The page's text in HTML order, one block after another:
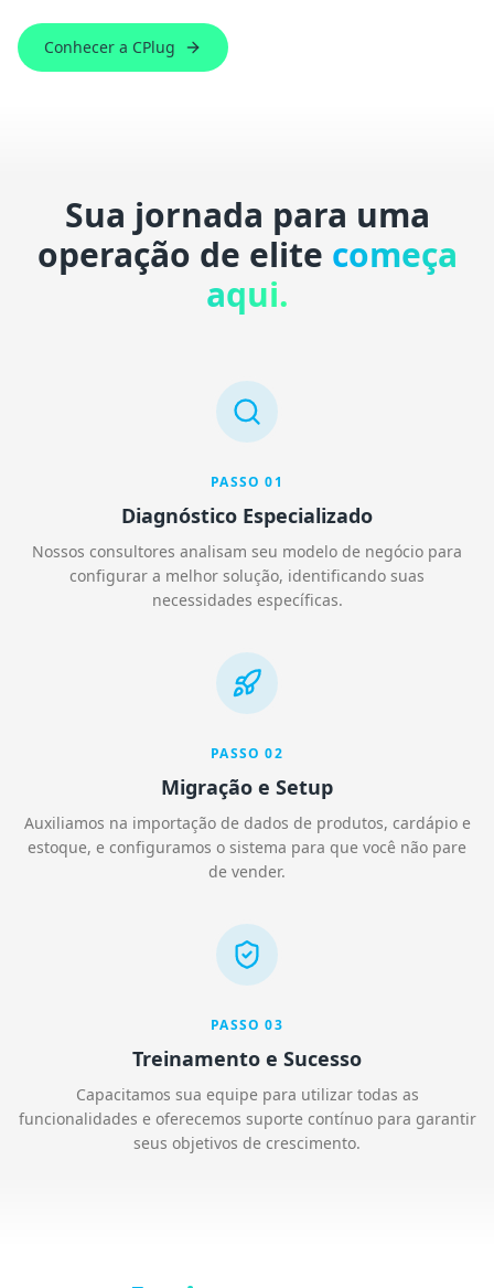
Conhecer a CPlug
Sua jornada para uma
operação de elite começa
aqui.
PASSO01
Diagnóstico Especializado
Nossos consultores analisam seu modelo de negócio para
configurar a melhor solução, identificando suas
necessidades específicas.
PASSO02
Migração e Setup
Auxiliamos na importação de dados de produtos, cardápio e
estoque, e configuramos o sistema para que você não pare
de vender.
PASSO03
Treinamento e Sucesso
Capacitamos sua equipe para utilizar todas as
funcionalidades e oferecemos suporte contínuo para garantir
seus objetivos de crescimento.